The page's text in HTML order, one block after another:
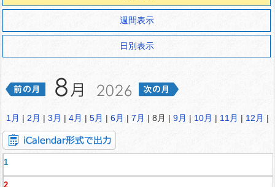
週間表示
日別表示
1月 | 2月 | 3月 | 4月 | 5月 | 6月 | 7月 | 8月 | 9月 | 10月 | 11月 | 12月 |
1
2